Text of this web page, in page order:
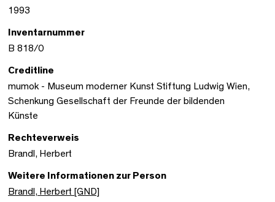
1993
Inventarnummer
B 818/0
Creditline
mumok - Museum moderner Kunst Stiftung Ludwig Wien,
Schenkung Gesellschaft der Freunde der bildenden
Künste
Rechteverweis
Brandl, Herbert
Weitere Informationen zur Person
Brandl, Herbert [GND]